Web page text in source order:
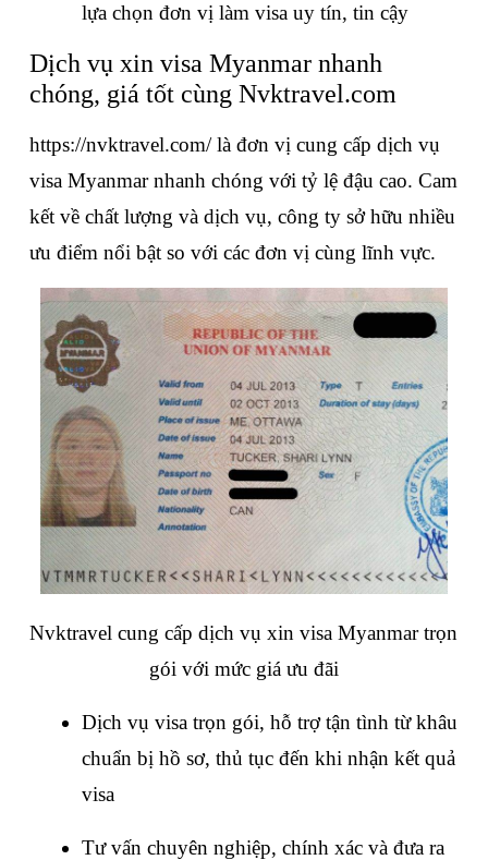
lựa chọn đơn vị làm visa uy tín, tin cậy
Dịch vụ xin visa Myanmar nhanh
chóng, giá tốt cùng Nvktravel.com
https://nvktravel.com/ là đơn vị cung cấp dịch vụ
visa Myanmar nhanh chóng với tỷ lệ đậu cao. Cam
kết về chất lượng và dịch vụ, công ty sở hữu nhiều
ưu điểm nổi bật so với các đơn vị cùng lĩnh vực.
Nvktravel cung cấp dịch vụ xin visa Myanmar trọn
gói với mức giá ưu đãi
Dịch vụ visa trọn gói, hỗ trợ tận tình từ khâu
chuẩn bị hồ sơ, thủ tục đến khi nhận kết quả
visa
Tư vấn chuyên nghiệp, chính xác và đưa ra